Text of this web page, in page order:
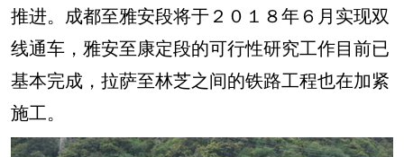
推进。成都至雅安段将于２０１８年６月实现双
线通车，雅安至康定段的可行性研究工作目前已
基本完成，拉萨至林芝之间的铁路工程也在加紧
施工。